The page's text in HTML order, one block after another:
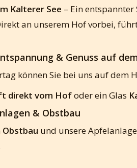
Kalterer See – Ein
an unserem Hof vorbei,
& Genuss auf
können Sie bei uns auf dem
direkt vom Hofoder ein Glas
& Obstbau
Obstbau und unsere